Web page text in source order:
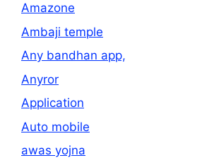
Amazone
Ambaji temple
Any bandhan app,
Anyror
Application
Auto mobile
awas yojna